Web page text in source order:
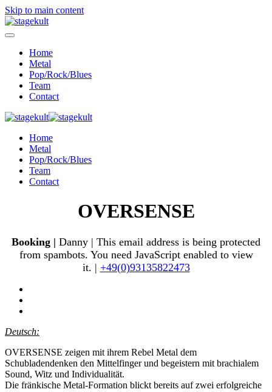
Skip to main content
Home
Metal
Pop/Rock/Blues
Team
Contact
Home
Metal
Pop/Rock/Blues
Team
Contact
OVERSENSE
Booking | Danny | This email address is being protected
from spambots. You need JavaScript enabled to view
it. | +49(0)93135822473
Deutsch:
OVERSENSE zeigen mit ihrem Rebel Metal dem
Schubladendenken den Mittelfinger und begeistern mit brachialem
Sound, Witz und Individualität.
Die fränkische Metal-Formation blickt bereits auf zwei erfolgreiche